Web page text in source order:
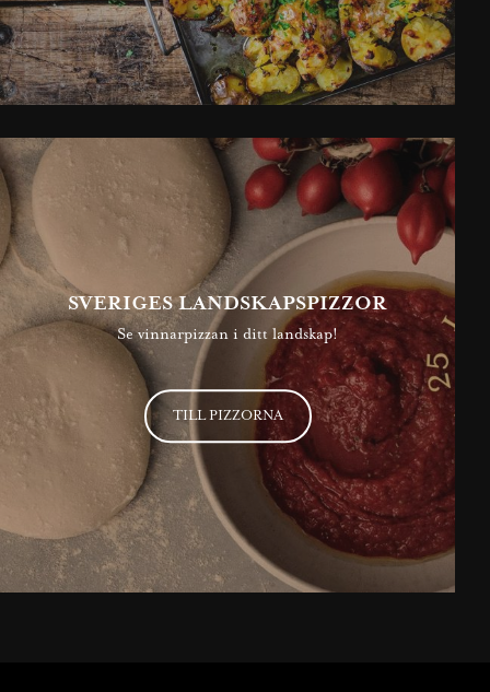
SVERIGES LANDSKAPSPIZZOR
Se vinnarpizzan i ditt landskap!
TILL PIZZORNA